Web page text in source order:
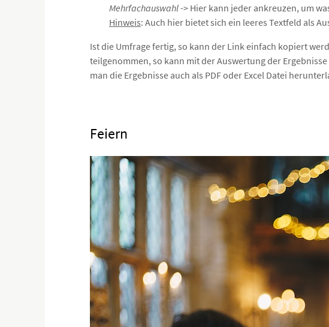
Mehrfachauswahl-> Hier kann jeder ankreuzen, um
Hinweis: Auch hier bietet sich ein leeres Textfeld als
Ist die Umfrage fertig, so kann der Link einfach kopiert
teilgenommen, so kann mit der Auswertung der
man die Ergebnisse auch als PDF oder Excel Datei
Feiern